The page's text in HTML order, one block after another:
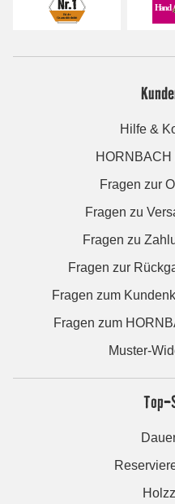
Hilfe &
HORNBACH
Fragen zur
Fragen zu
Fragen zu
Fragen zur
Fragen zum
Fragen zum
Muster-
Top-